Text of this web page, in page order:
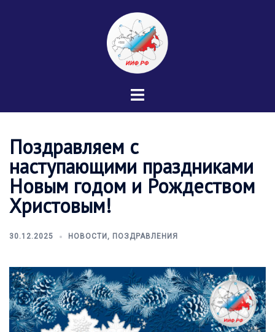
Переключатель
Поздравляем с
наступающими праздниками
Новым годом и Рождеством
Христовым!
30.12.2025 НОВОСТИ , ПОЗДРАВЛЕНИЯ